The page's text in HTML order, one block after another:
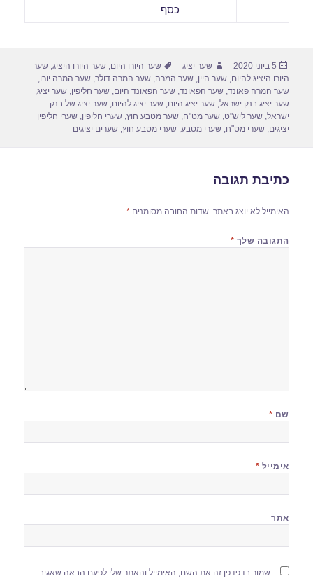
כסף
פורסם
בתאריך
5 ביוני 2020 מחבר
שער יציג תגיות
שער היורו היום,שער היורו היציג,שער
היורו היציג להיום,שער היין,שער המרה,שער המרה דולר,שער המרה יורו,
שער המרה פאונד,שער הפאונד,שער הפאונד היום,שער חליפין,שער יציג,
שער יציג בנק ישראל,שער יציג היום,שער יציג להיום,שער יציג של בנק
ישראל,שער ליש"ט,שער מט"ח,שער מטבע חוץ,שערי חליפין,שערי חליפין
יציגים,שערי מט"ח,שערי מטבע,שערי מטבע חוץ,שערים יציגים
כתיבת תגובה
האימייל לא יוצג באתר. שדות החובה מסומנים*
התגובה שלך *
שם *
אימייל *
אתר
שמור בדפדפן זה את השם, האימייל והאתר שלי לפעם הבאה שאגיב.